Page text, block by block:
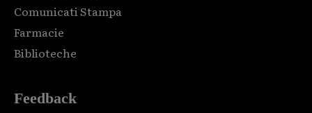
Comunicati Stampa
Farmacie
Biblioteche
Feedback